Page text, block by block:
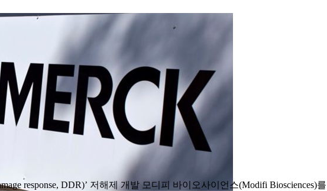
response, DDR)’ 저해제 개발 모디피 바이오사이언스(Modifi Biosciences)